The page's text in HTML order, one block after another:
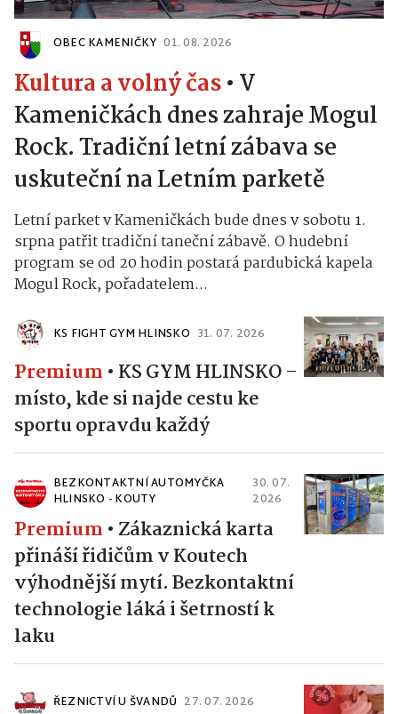
OBEC KAMENIČKY 01. 08. 2026
Kultura a volný čas• V
Kameničkách dnes zahraje Mogul
Rock. Tradiční letní zábava se
uskuteční na Letním parketě
Letní parket v Kameničkách bude dnes v sobotu 1.
srpna patřit tradiční taneční zábavě. O hudební
program se od 20 hodin postará pardubická kapela
Mogul Rock, pořadatelem...
KS FIGHT GYM HLINSKO 31. 07. 2026
Premium • KS GYM HLINSKO –
místo, kde si najde cestu ke
sportu opravdu každý
BEZKONTAKTNÍ AUTOMYČKA
HLINSKO - KOUTY
30. 07.
2026
Premium • Zákaznická karta
přináší řidičům v Koutech
výhodnější mytí. Bezkontaktní
technologie láká i šetrností k
laku
ŘEZNICTVÍ U ŠVANDŮ 27. 07. 2026